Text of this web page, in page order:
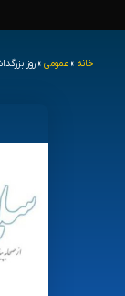
خانه » عمومی » روز بزرگداشت